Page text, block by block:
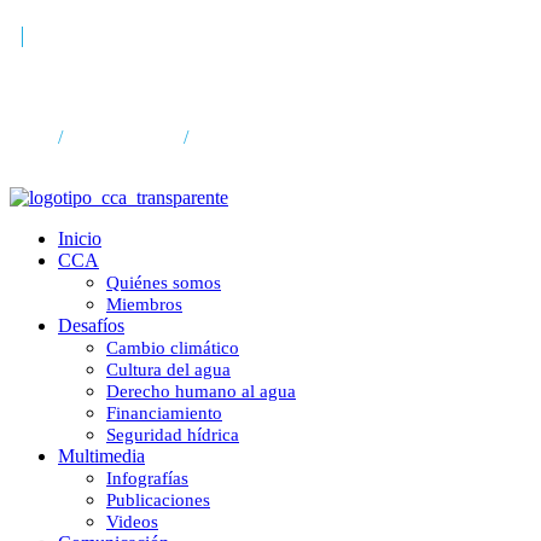
/ /
Inicio
CCA
Quiénes somos
Miembros
Desafíos
Cambio climático
Cultura del agua
Derecho humano al agua
Financiamiento
Seguridad hídrica
Multimedia
Infografías
Publicaciones
Videos